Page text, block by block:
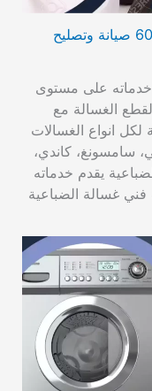
فني تصليح غسالات الضباعية 60615556 صيانة وتصليح
خدماته على مستوى
الغسالة مع
لكل انواع الغسالات
سامسونغ، كاندي،
يقدم خدماته
غسالة الضباعية